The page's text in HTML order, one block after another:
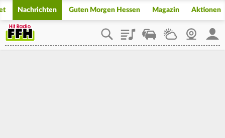
Nachrichten Guten Morgen Hessen Magazin Aktionen
PlaylistStaupilotWetterWebcam